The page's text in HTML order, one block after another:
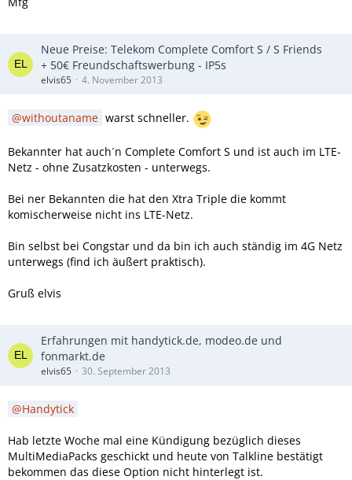
Neue Preise: Telekom Complete Comfort S / S Friends
+ 50€ Freundschaftswerbung - IP5s
elvis65 4. November 2013
withoutaname warst schneller.
Bekannter hat auch´n Complete Comfort S und ist auch im LTE-
Netz - ohne Zusatzkosten - unterwegs.
Bei ner Bekannten die hat den Xtra Triple die kommt
komischerweise nicht ins LTE-Netz.
Bin selbst bei Congstar und da bin ich auch ständig im 4G Netz
unterwegs (find ich äußert praktisch).
Gruß elvis
Erfahrungen mit handytick.de, modeo.de und
fonmarkt.de
elvis65 30. September 2013
Handytick
Hab letzte Woche mal eine Kündigung bezüglich dieses
MultiMediaPacks geschickt und heute von Talkline bestätigt
bekommen das diese Option nicht hinterlegt ist.